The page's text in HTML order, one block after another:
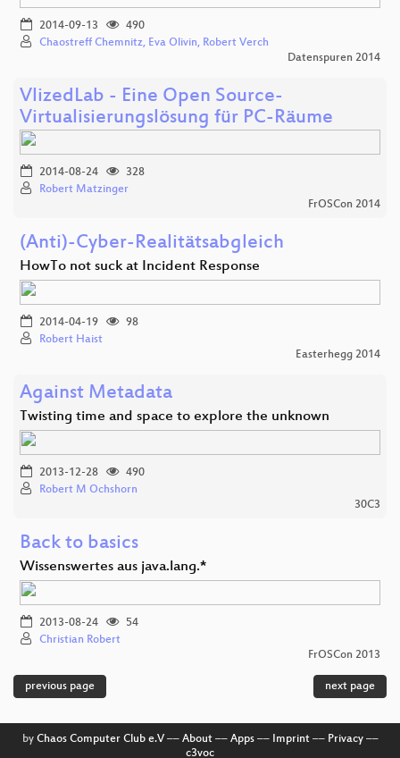
2014-09-13
490
Chaostreff Chemnitz, Eva Olivin, Robert Verch
Datenspuren 2014
VlizedLab - Eine Open Source-
Virtualisierungslösung für PC-Räume
2014-08-24
328
Robert Matzinger
FrOSCon 2014
(Anti)-Cyber-Realitätsabgleich
HowTo not suck at Incident Response
2014-04-19
98
Robert Haist
Easterhegg 2014
Against Metadata
Twisting time and space to explore the unknown
2013-12-28
490
Robert M Ochshorn
30C3
Back to basics
Wissenswertes aus java.lang.*
2013-08-24
54
Christian Robert
FrOSCon 2013
previous page next page
by Chaos Computer Club e.V–– About–– Apps–– Imprint–– Privacy––
c3voc